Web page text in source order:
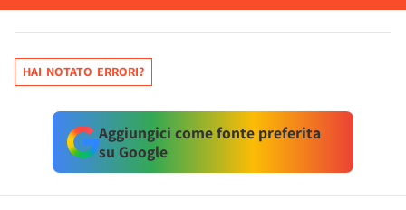
HAI NOTATO ERRORI?
Aggiungici come fonte preferita
su Google